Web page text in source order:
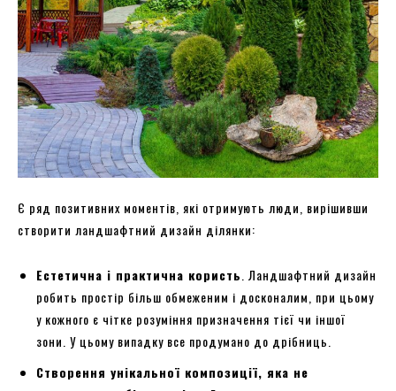
Є ряд позитивних моментів, які отримують люди, вирішивши
створити ландшафтний дизайн ділянки:
Естетична і практична користь . Ландшафтний дизайн
робить простір більш обмеженим і досконалим, при цьому
у кожного є чітке розуміння призначення тієї чи іншої
зони. У цьому випадку все продумано до дрібниць.
Створення унікальної композиції, яка не